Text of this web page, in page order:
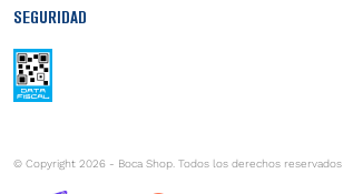
SEGURIDAD
© Copyright 2026 - Boca Shop. Todos los derechos reservados